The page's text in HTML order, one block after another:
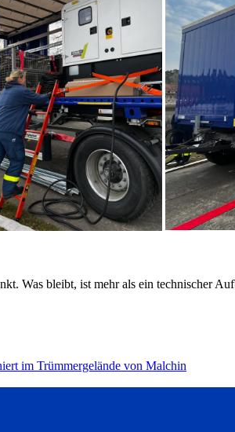
Was bleibt, ist mehr als ein technischer
im Trümmergelände von Malchin